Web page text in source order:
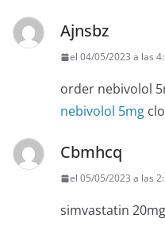
Ajnsbz
el 04/05/2023 a las
order nebivolol
nebivolol 5mg
Cbmhcq
el 05/05/2023 a las
simvastatin